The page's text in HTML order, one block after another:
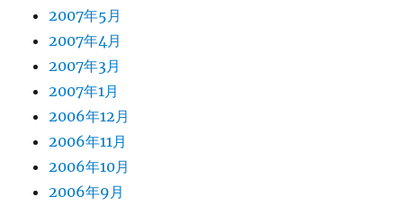
2007年5月
2007年4月
2007年3月
2007年1月
2006年12月
2006年11月
2006年10月
2006年9月